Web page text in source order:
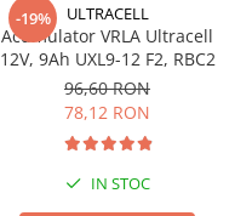
-19% ULTRACELL
Acumulator VRLA Ultracell
12V, 9Ah UXL9-12 F2, RBC2
96,60 RON
78,12 RON
IN STOC